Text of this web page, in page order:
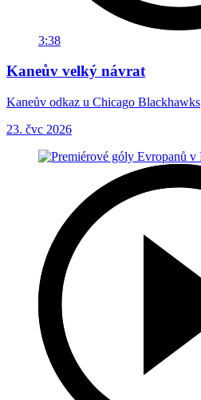
3:38
Kaneův velký návrat
Kaneův odkaz u Chicago Blackhawks
23. čvc 2026